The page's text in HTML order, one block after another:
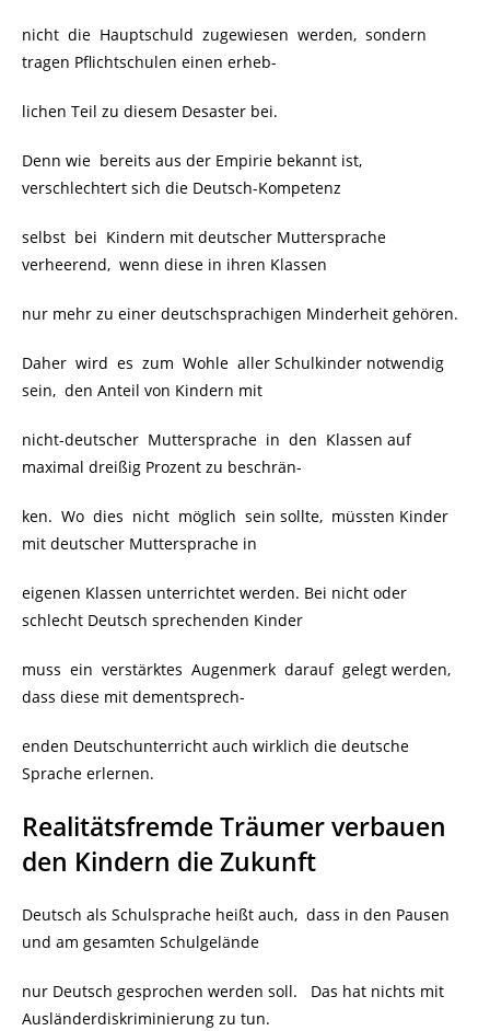
nicht die Hauptschuld zugewiesen werden, sondern
tragen Pflichtschulen einen erheb-
lichen Teil zu diesem Desaster bei.
Denn wie bereits aus der Empirie bekannt ist,
verschlechtert sich die Deutsch-Kompetenz
selbst bei Kindern mit deutscher Muttersprache
verheerend, wenn diese in ihren Klassen
nur mehr zu einer deutschsprachigen Minderheit gehören.
Daher wird es zum Wohle aller Schulkinder notwendig
sein, den Anteil von Kindern mit
nicht-deutscher Muttersprache in den Klassen auf
maximal dreißig Prozent zu beschrän-
ken. Wo dies nicht möglich sein sollte, müssten Kinder
mit deutscher Muttersprache in
eigenen Klassen unterrichtet werden. Bei nicht oder
schlecht Deutsch sprechenden Kinder
muss ein verstärktes Augenmerk darauf gelegt werden,
dass diese mit dementsprech-
enden Deutschunterricht auch wirklich die deutsche
Sprache erlernen.
Realitätsfremde Träumer verbauen
den Kindern die Zukunft
Deutsch als Schulsprache heißt auch, dass in den Pausen
und am gesamten Schulgelände
nur Deutsch gesprochen werden soll. Das hat nichts mit
Ausländerdiskriminierung zu tun.